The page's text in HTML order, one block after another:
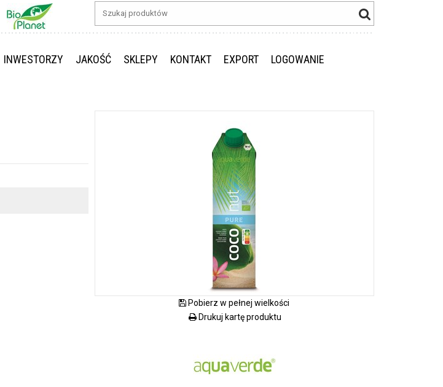
INWESTORZY JAKOŚĆ SKLEPY KONTAKT EXPORT LOGOWANIE
Pobierz w pełnej wielkości
Drukuj kartę produktu